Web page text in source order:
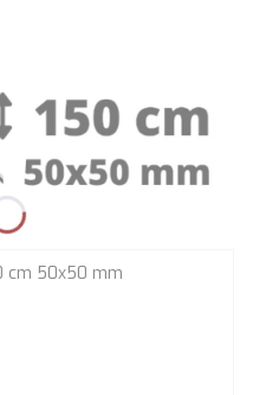
cm 50x50 mm